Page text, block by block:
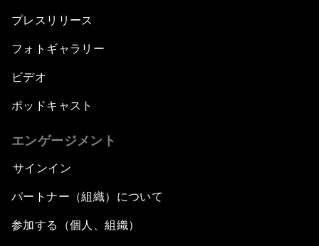
プレスリリース
フォトギャラリー
ビデオ
ポッドキャスト
エンゲージメント
サインイン
パートナー（組織）について
参加する（個人、組織）